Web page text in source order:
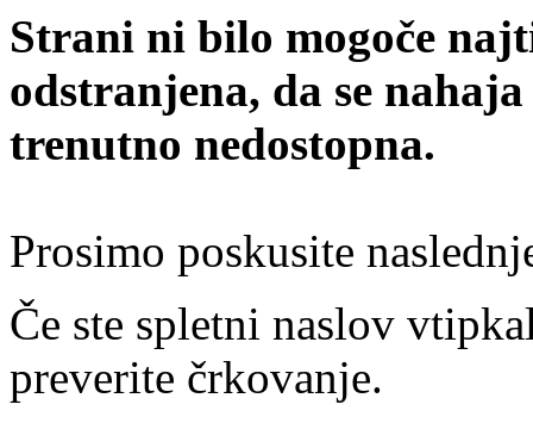
Strani ni bilo mogoče
odstranjena, da se
trenutno nedostopna.
Prosimo poskusite
Če ste spletni naslov
preverite črkovanje.